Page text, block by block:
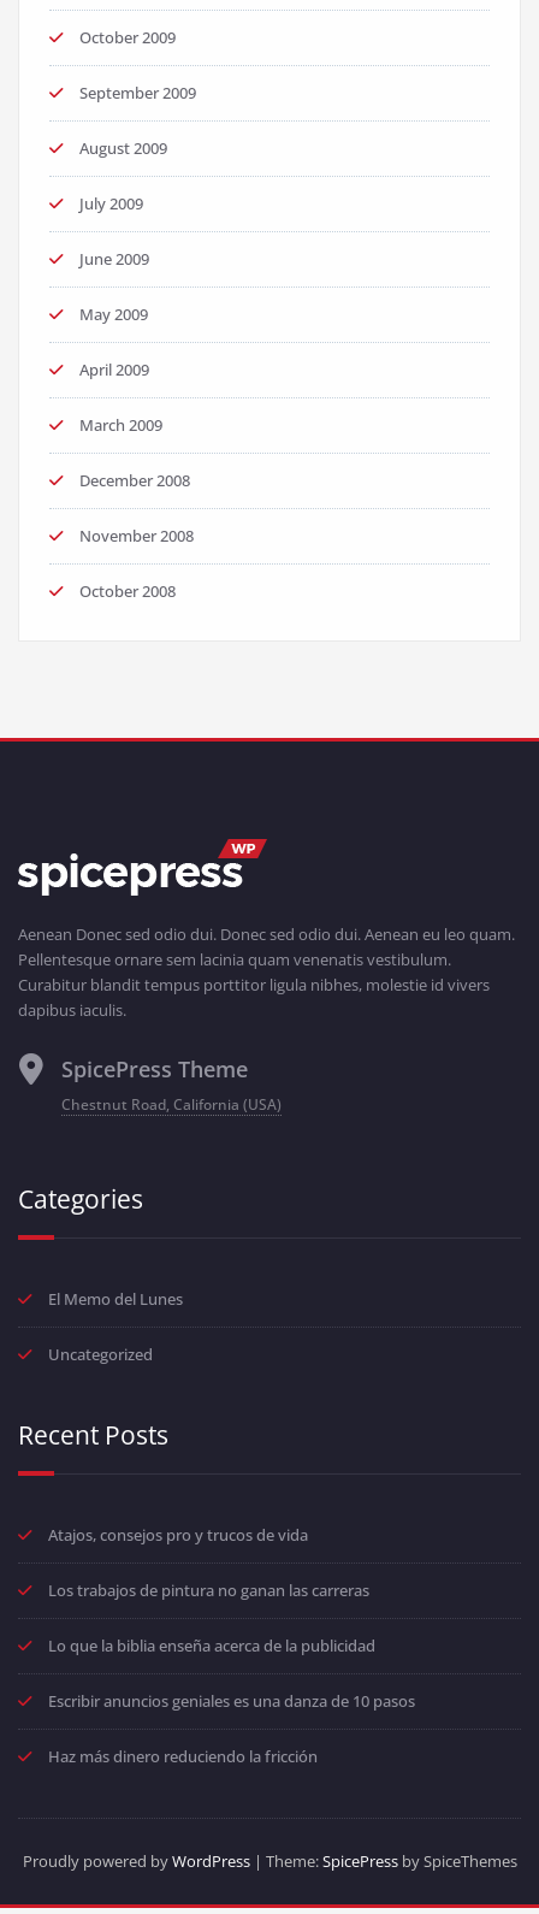
October 2009
September 2009
August 2009
July 2009
June 2009
May 2009
April 2009
March 2009
December 2008
November 2008
October 2008
Aenean Donec sed odio dui. Donec sed odio dui. Aenean eu leo quam.
Pellentesque ornare sem lacinia quam venenatis vestibulum.
Curabitur blandit tempus porttitor ligula nibhes, molestie id vivers
dapibus iaculis.
SpicePress Theme
Chestnut Road, California (USA)
Categories
El Memo del Lunes
Uncategorized
Recent Posts
Atajos, consejos pro y trucos de vida
Los trabajos de pintura no ganan las carreras
Lo que la biblia enseña acerca de la publicidad
Escribir anuncios geniales es una danza de 10 pasos
Haz más dinero reduciendo la fricción
Proudly powered byWordPress| Theme:SpicePressby SpiceThemes